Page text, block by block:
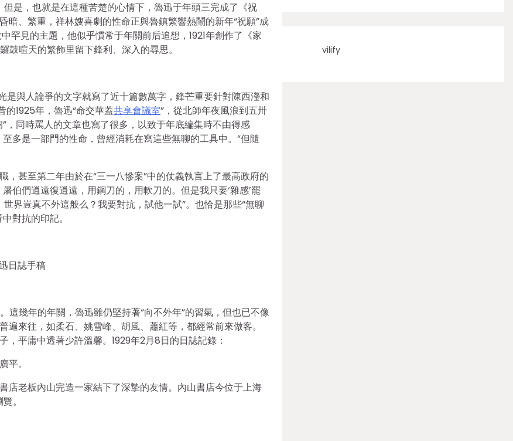
是，也就是在這種苦楚的心情下，魯迅于年頭三完成了《祝
、繁重，祥林嫂喜劇的性命正與魯鎮繁響熱鬧的新年“祝願”成
罕見的主題，他似乎慣常于年關前后追想，1921年創作了《家
喧天的繁飾里留下鋒利、深入的尋思。
是與人論爭的文字就寫了近十篇數萬字，鋒芒重要針對陳西瀅和
的1925年，魯迅“命交華蓋共享會議室”，從北師年夜風浪到五卅
同時罵人的文章也寫了很多，以致于年底編集時不由得感
多是一部門的性命，曾經消耗在寫這些無聊的工具中。”但隨
甚至第二年由於在“三一八慘案”中的仗義執言上了最高政府的
伯們逍遠復逍遠，用鋼刀的，用軟刀的。但是我只要‘雜感’罷
界豈真不外這般么？我要對抗，試他一試”。也恰是那些“無聊
對抗的印記。
日誌手稿
這幾年的年關，魯迅雖仍堅持著“向不外年”的習氣，但也已不像
來往，如柔石、姚雪峰、胡風、蕭紅等，都經常前來做客。
平庸中透著少許溫馨。1929年2月8日的日誌記錄：
平。
店老板內山完造一家結下了深摯的友情。內山書店今位于上海
。
vilify